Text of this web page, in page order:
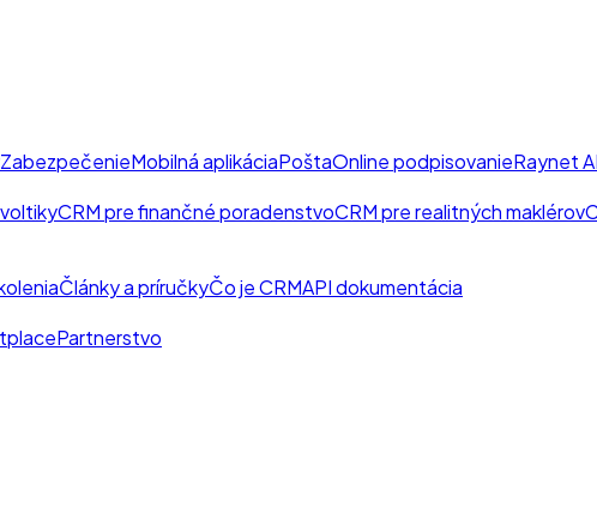
ZabezpečenieMobilná aplikáciaPoštaOnline podpisovanieRaynet
CRM pre finančné poradenstvoCRM pre realitných maklérov
Články a príručkyČo je CRMAPI dokumentácia
Partnerstvo